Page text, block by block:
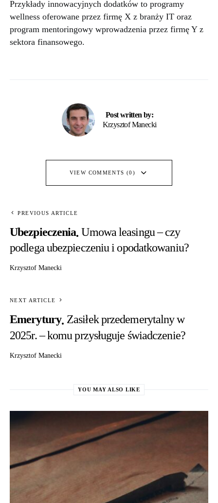
Przykłady innowacyjnych dodatków to programy
wellness oferowane przez firmę X z branży IT oraz
program mentoringowy wprowadzenia przez firmę Y z
sektora finansowego.
Post written by:
Krzysztof Manecki
VIEW COMMENTS (0)
PREVIOUS ARTICLE
Ubezpieczenia Umowa leasingu – czy
podlega ubezpieczeniu i opodatkowaniu?
Krzysztof Manecki
NEXT ARTICLE
Emerytury Zasiłek przedemerytalny w
2025r. – komu przysługuje świadczenie?
Krzysztof Manecki
YOU MAY ALSO LIKE